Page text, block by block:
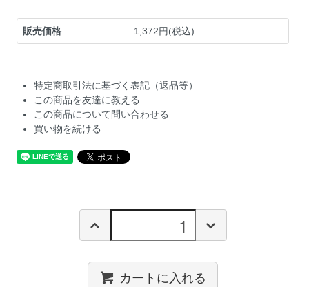
販売価格 1,372円(税込)
特定商取引法に基づく表記（返品等）
この商品を友達に教える
この商品について問い合わせる
買い物を続ける
カートに入れる